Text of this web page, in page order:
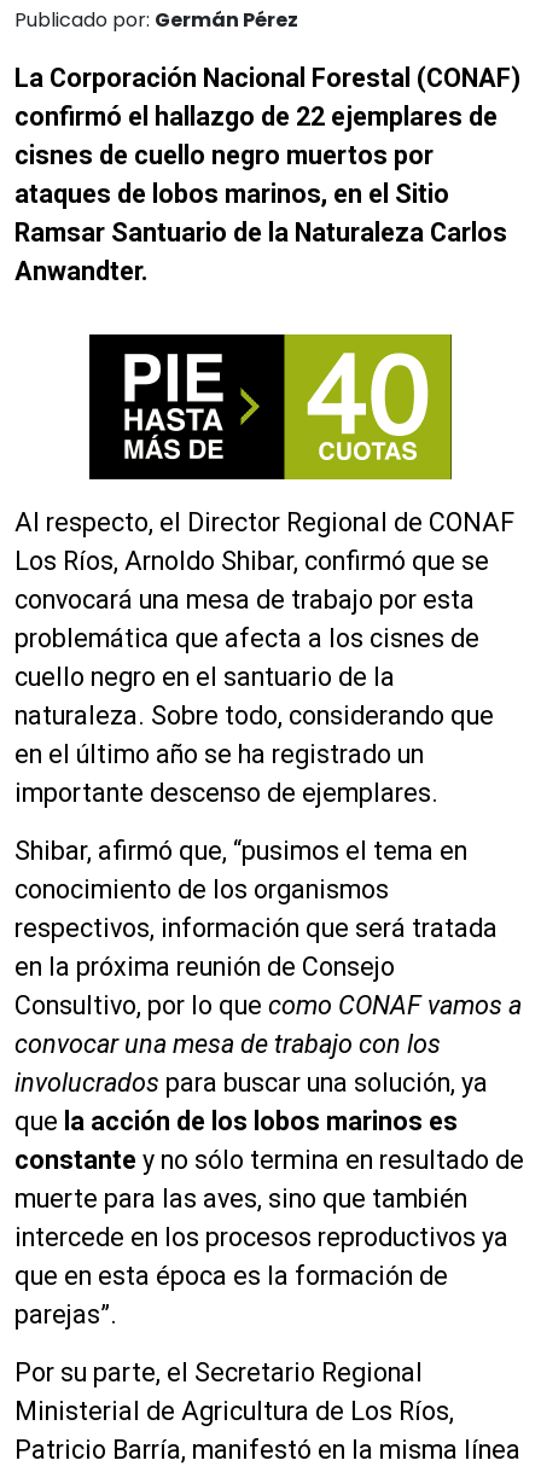
Publicado por: Germán Pérez
La Corporación Nacional Forestal (CONAF)
confirmó el hallazgo de 22 ejemplares de
cisnes de cuello negro muertos por
ataques de lobos marinos, en el Sitio
Ramsar Santuario de la Naturaleza Carlos
Anwandter.
Al respecto, el Director Regional de CONAF
Los Ríos, Arnoldo Shibar, confirmó que se
convocará una mesa de trabajo por esta
problemática que afecta a los cisnes de
cuello negro en el santuario de la
naturaleza. Sobre todo, considerando que
en el último año se ha registrado un
importante descenso de ejemplares.
Shibar, afirmó que, “pusimos el tema en
conocimiento de los organismos
respectivos, información que será tratada
en la próxima reunión de Consejo
Consultivo, por lo que como CONAF vamos a
convocar una mesa de trabajo con los
involucrados para buscar una solución, ya
que la acción de los lobos marinos es
constante y no sólo termina en resultado de
muerte para las aves, sino que también
intercede en los procesos reproductivos ya
que en esta época es la formación de
parejas”.
Por su parte, el Secretario Regional
Ministerial de Agricultura de Los Ríos,
Patricio Barría, manifestó en la misma línea